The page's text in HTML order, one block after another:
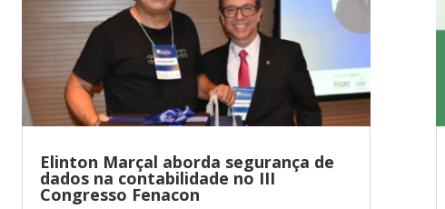
Elinton Marçal aborda segurança de
dados na contabilidade no III
Congresso Fenacon